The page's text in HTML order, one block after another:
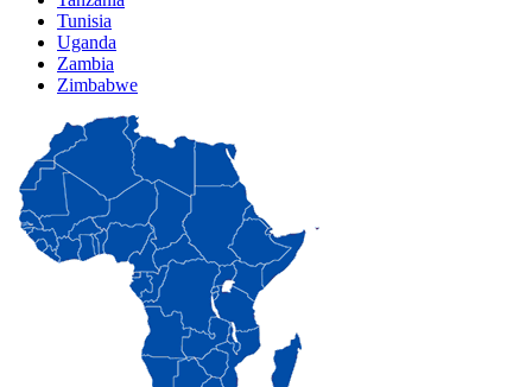
Tunisia
Uganda
Zambia
Zimbabwe